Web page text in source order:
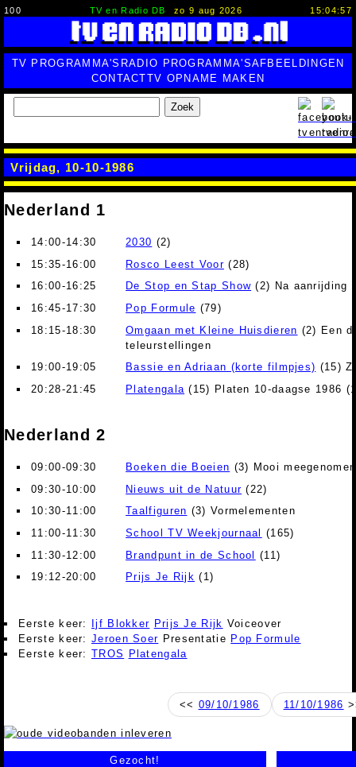
100 TV en Radio DB zo 9 aug 2026 15:04:58
TV PROGRAMMA'S RADIO PROGRAMMA'SAFBEELDINGEN
CONTACTTV OPNAME MAKEN
Zoek
Vrijdag, 10-10-1986
Nederland 1
14:00-14:30 2030 (2)
15:35-16:00
Rosco Leest Voor(28)
16:00-16:25
De Stop en Stap Show (2) Na aanrijding
16:45-17:30
Pop Formule (79)
18:15-18:30
Omgaan met Kleine Huisdieren (2) Een
teleurstellingen
19:00-19:05
Bassie en Adriaan (korte filmpjes) (15)
20:28-21:45
Platengala (15) Platen 10-daagse 1986
Nederland 2
09:00-09:30 Boeken die Boeien (3) Mooi meegenomen
09:30-10:00
Nieuws uit de Natuur (22)
10:30-11:00
Taalfiguren (3) Vormelementen
11:00-11:30
School TV Weekjournaal
(165)
11:30-12:00
Brandpunt in de School (11)
19:12-20:00
Prijs Je Rijk (1)
Eerste keer: Ijf Blokker Prijs Je Rijk Voiceover
Eerste keer:Jeroen Soer Presentatie Pop Formule
Eerste keer:TROS Platengala
<< 09/10/1986 11/10/1986
Gezocht!